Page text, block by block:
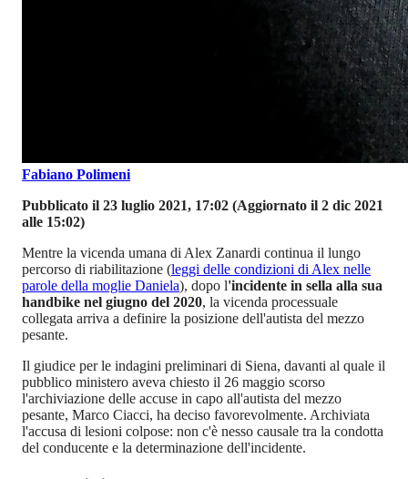
Fabiano Polimeni
Pubblicato il 23 luglio 2021, 17:02 (Aggiornato il 2 dic 2021
alle 15:02)
Mentre la vicenda umana di Alex Zanardi continua il lungo
percorso di riabilitazione (leggi delle condizioni di Alex nelle
parole della moglie Daniela), dopo l'incidente in sella alla sua
handbike nel giugno del 2020, la vicenda processuale
collegata arriva a definire la posizione dell'autista del mezzo
pesante.
Il giudice per le indagini preliminari di Siena, davanti al quale il
pubblico ministero aveva chiesto il 26 maggio scorso
l'archiviazione delle accuse in capo all'autista del mezzo
pesante, Marco Ciacci, ha deciso favorevolmente. Archiviata
l'accusa di lesioni colpose: non c'è nesso causale tra la condotta
del conducente e la determinazione dell'incidente.